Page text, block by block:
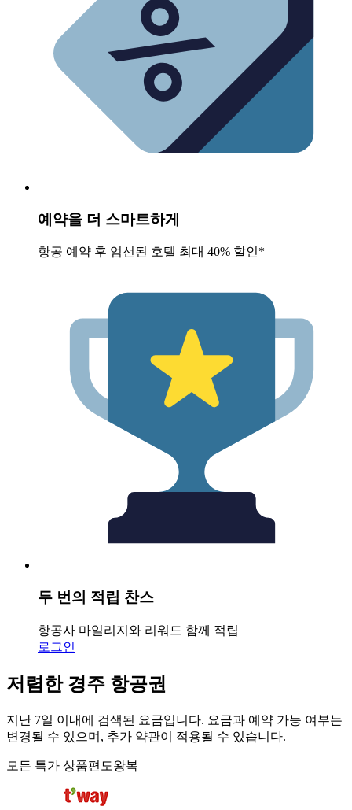
예약을 더 스마트하게
항공 예약 후 엄선된 호텔 최대 40% 할인*
두 번의 적립 찬스
항공사 마일리지와 리워드 함께 적립
로그인
저렴한 경주 항공권
지난 7일 이내에 검색된 요금입니다. 요금과 예약 가능 여부는
변경될 수 있으며, 추가 약관이 적용될 수 있습니다.
모든 특가 상품편도왕복